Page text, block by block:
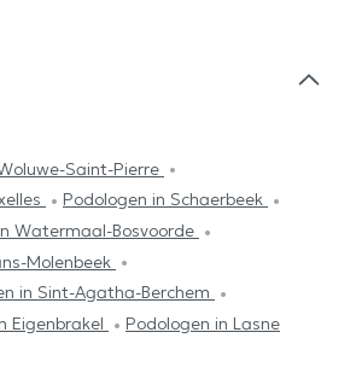
Saint-Pierre
Podologen in Schaerbeek
Watermaal-Bosvoorde
Molenbeek
in Sint-Agatha-Berchem
Eigenbrakel Podologen in Lasne